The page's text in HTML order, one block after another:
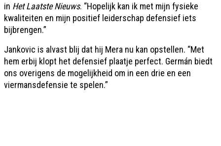
in Het Laatste Nieuws. “Hopelijk kan ik met mijn fysieke
kwaliteiten en mijn positief leiderschap defensief iets
bijbrengen.”
Jankovic is alvast blij dat hij Mera nu kan opstellen. “Met
hem erbij klopt het defensief plaatje perfect. Germán biedt
ons overigens de mogelijkheid om in een drie en een
viermansdefensie te spelen.”